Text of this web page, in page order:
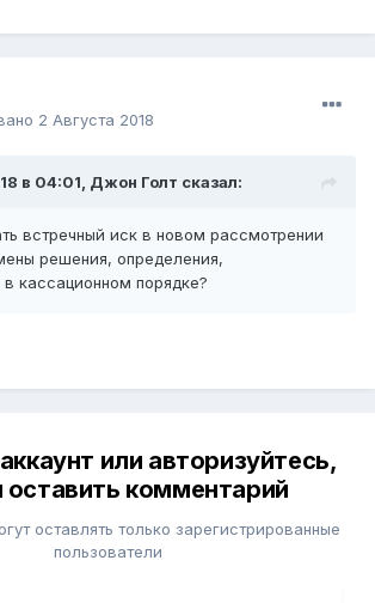
2 Августа 2018
в 04:01, Джон Голт сказал:
встречный иск в новом рассмотрении
решения, определения,
в кассационном порядке?
или авторизуйтесь,
комментарий
оставлять только зарегистрированные
пользователи